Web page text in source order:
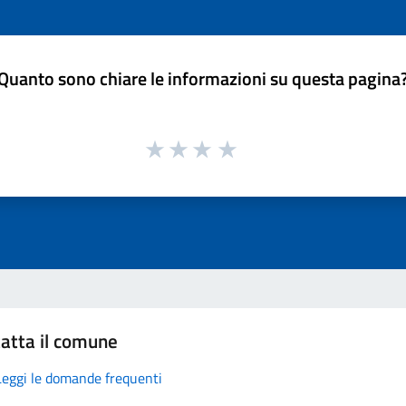
sono chiare le informazioni su questa
il comune
le domande frequenti